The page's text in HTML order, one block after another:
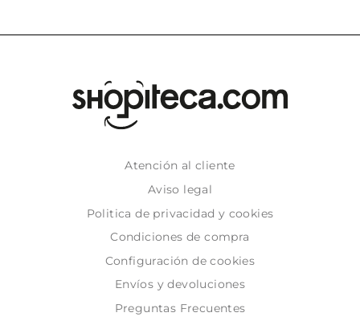
Atención al cliente
Aviso legal
Politica de privacidad y cookies
Condiciones de compra
Configuración de cookies
Envíos y devoluciones
Preguntas Frecuentes